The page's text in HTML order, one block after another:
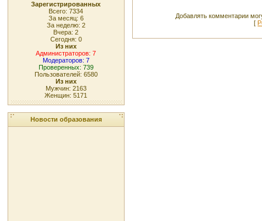
Зарегистрированных
Всего: 7334
За месяц: 6
За неделю: 2
Вчера: 2
Сегодня: 0
Из них
Администраторов: 7
Модераторов: 7
Проверенных: 739
Пользователей: 6580
Из них
Мужчин: 2163
Женщин: 5171
Новости образования
Добавлять комментарии
[